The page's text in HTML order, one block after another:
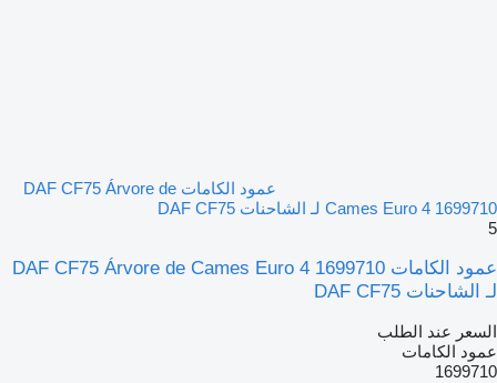
عمود الكامات DAF CF75 Árvore de
Cames Euro 4 1699710 لـ الشاحنات DAF CF75
5
عمود الكامات DAF CF75 Árvore de Cames Euro 4 1699710
لـ الشاحنات DAF CF75
السعر عند الطلب
عمود الكامات
1699710